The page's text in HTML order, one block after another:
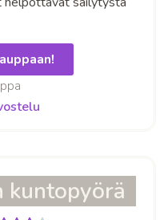
kuntopyörä